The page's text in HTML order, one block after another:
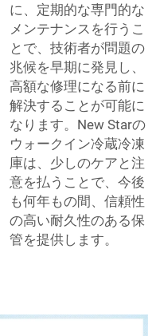
に、定期的な専門的な
メンテナンスを行うこ
とで、技術者が問題の
兆候を早期に発見し、
高額な修理になる前に
解決することが可能に
なります。New Starの
ウォークイン冷蔵冷凍
庫は、少しのケアと注
意を払うことで、今後
も何年もの間、信頼性
の高い耐久性のある保
管を提供します。